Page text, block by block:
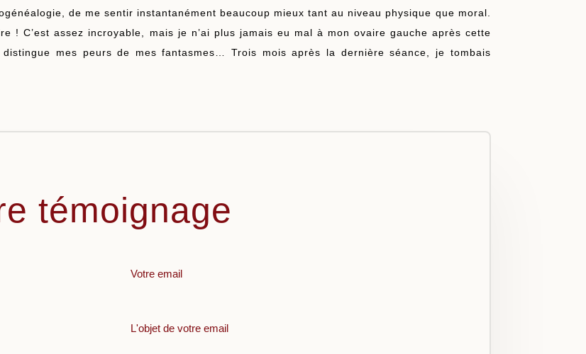
de me sentir instantanément beaucoup mieux tant au niveau physique que moral.
! C’est assez incroyable, mais je n’ai plus jamais eu mal à mon ovaire gauche après cette
mes peurs de mes fantasmes… Trois mois après la dernière séance, je tombais
témoignage